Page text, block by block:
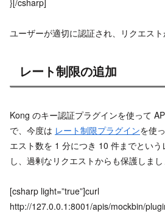
ユーザーが適切に認証され、リクエスト
レート制限の追加
Kong のキー認証プラグインを使って
で、今度は レート制限プラグインを使
エスト数を 1 分につき 10 件までとい
し、過剰なリクエストからも保護しまし
[csharp light=”true”]curl
http://127.0.0.1:8001/apis/mockbin/